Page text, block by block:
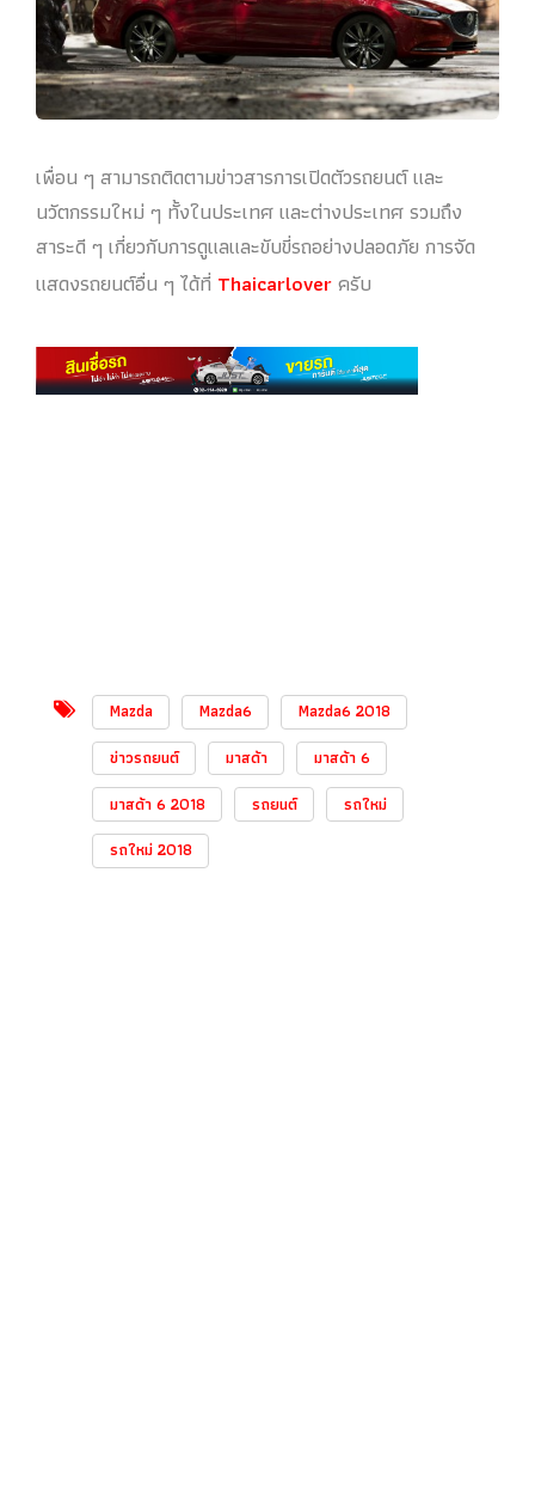
เพื่อน ๆ สามารถติดตามข่าวสารการเปิดตัวรถยนต์ และ
นวัตกรรมใหม่ ๆ ทั้งในประเทศ และต่างประเทศ รวมถึง
สาระดี ๆ เกี่ยวกับการดูแลและขับขี่รถอย่างปลอดภัย การจัด
แสดงรถยนต์อื่น ๆ ได้ที่ Thaicarloverครับ
Mazda Mazda6
Mazda6 2018
ข่าวรถยนต์
มาสด้า
มาสด้า 6
มาสด้า 6 2018
รถยนต์
รถใหม่
รถใหม่ 2018